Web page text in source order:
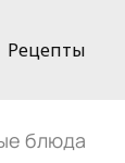
Рецепты
блюда